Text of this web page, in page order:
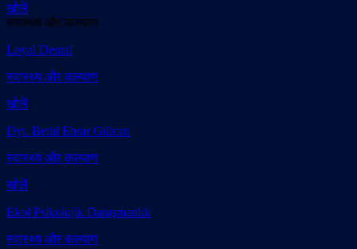
खोलें
स्वास्थ्य और कल्याण
Loyal Dental
स्वास्थ्य और कल्याण
खोलें
Dyt. Betül Ebrar Gülcan
स्वास्थ्य और कल्याण
खोलें
Ekol Psikolojik Danışmanlık
स्वास्थ्य और कल्याण